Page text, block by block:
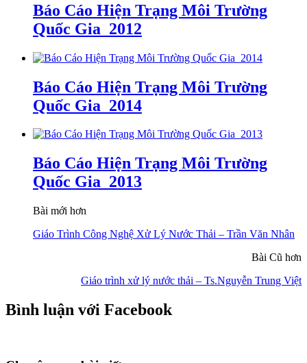
Báo Cáo Hiện Trạng Môi Trường
Quốc Gia_2012
Báo Cáo Hiện Trạng Môi Trường
Quốc Gia_2014
Báo Cáo Hiện Trạng Môi Trường
Quốc Gia_2013
Bài mới hơn
Giáo Trình Công Nghệ Xử Lý Nước Thải – Trần Văn Nhân
Bài Cũ hơn
Giáo trình xử lý nước thải – Ts.Nguyễn Trung Việt
Bình luận với Facebook